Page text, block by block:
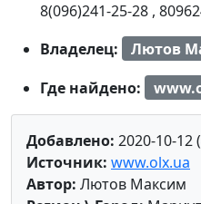
8(096)241-25-28 ,
Владелец:
Лютов
Где найдено:
Добавлено: 2020-10-12
Источник: www.olx.ua
Автор: Лютов Максим